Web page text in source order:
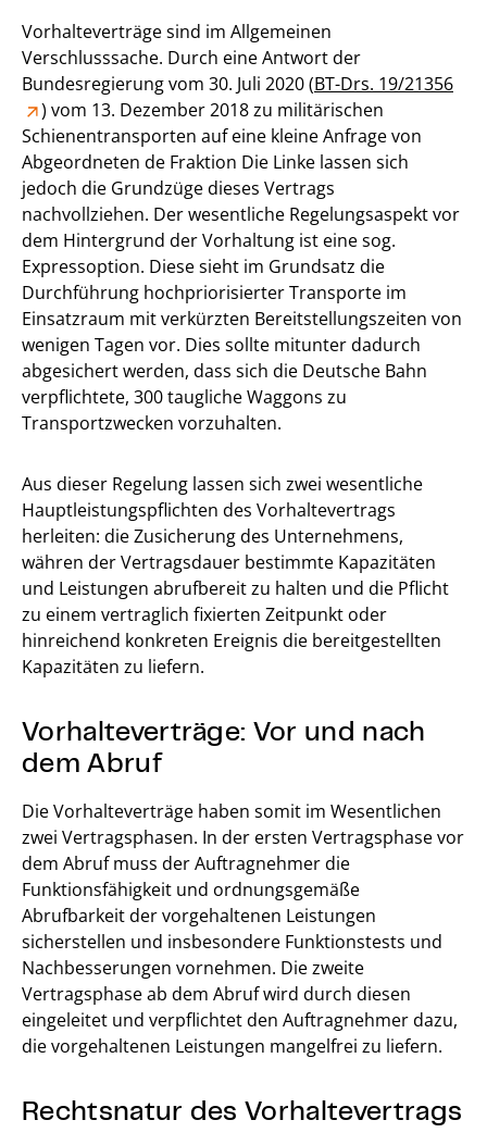
Vorhalteverträge sind im Allgemeinen
Verschlusssache. Durch eine Antwort der
Bundesregierung vom 30. Juli 2020 (BT-Drs. 19/21356
) vom 13. Dezember 2018 zu militärischen
Schienentransporten auf eine kleine Anfrage von
Abgeordneten de Fraktion Die Linke lassen sich
jedoch die Grundzüge dieses Vertrags
nachvollziehen. Der wesentliche Regelungsaspekt vor
dem Hintergrund der Vorhaltung ist eine sog.
Expressoption. Diese sieht im Grundsatz die
Durchführung hochpriorisierter Transporte im
Einsatzraum mit verkürzten Bereitstellungszeiten von
wenigen Tagen vor. Dies sollte mitunter dadurch
abgesichert werden, dass sich die Deutsche Bahn
verpflichtete, 300 taugliche Waggons zu
Transportzwecken vorzuhalten.
Aus dieser Regelung lassen sich zwei wesentliche
Hauptleistungspflichten des Vorhaltevertrags
herleiten: die Zusicherung des Unternehmens,
währen der Vertragsdauer bestimmte Kapazitäten
und Leistungen abrufbereit zu halten und die Pflicht
zu einem vertraglich fixierten Zeitpunkt oder
hinreichend konkreten Ereignis die bereitgestellten
Kapazitäten zu liefern.
Vorhalteverträge: Vor und nach
dem Abruf
Die Vorhalteverträge haben somit im Wesentlichen
zwei Vertragsphasen. In der ersten Vertragsphase vor
dem Abruf muss der Auftragnehmer die
Funktionsfähigkeit und ordnungsgemäße
Abrufbarkeit der vorgehaltenen Leistungen
sicherstellen und insbesondere Funktionstests und
Nachbesserungen vornehmen. Die zweite
Vertragsphase ab dem Abruf wird durch diesen
eingeleitet und verpflichtet den Auftragnehmer dazu,
die vorgehaltenen Leistungen mangelfrei zu liefern.
Rechtsnatur des Vorhaltevertrags